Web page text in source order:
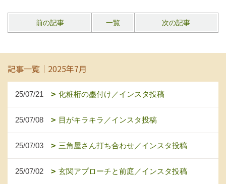
前の記事 一覧 次の記事
記事一覧｜2025年7月
25/07/21 化粧桁の墨付け／インスタ投稿
25/07/08 目がキラキラ／インスタ投稿
25/07/03 三角屋さん打ち合わせ／インスタ投稿
25/07/02 玄関アプローチと前庭／インスタ投稿